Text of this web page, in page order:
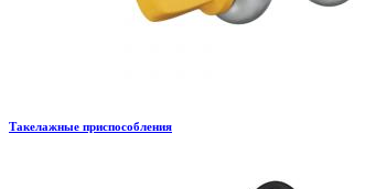
Такелажные приспособления